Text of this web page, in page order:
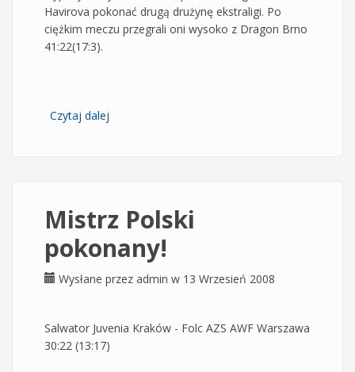
Havirova pokonać drugą drużynę ekstraligi. Po
ciężkim meczu przegrali oni wysoko z Dragon Brno
41:22(17:3).
Czytaj dalej
Mistrz Polski
pokonany!
Wysłane przez admin w 13 Wrzesień 2008
Salwator Juvenia Kraków - Folc AZS AWF Warszawa
30:22 (13:17)